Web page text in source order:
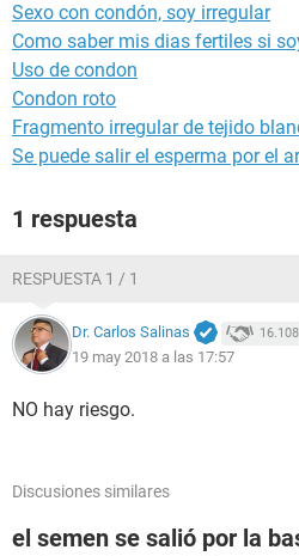
Sexo con condón, soy irregular
Como saber mis dias fertiles si
Uso de condon
Condon roto
Fragmento irregular de tejido
Se puede salir el esperma por el
1 respuesta
RESPUESTA 1 / 1
Dr. Carlos Salinas 16.108
19 may 2018 a las 17:57
NO hay riesgo.
Discusiones similares
el semen se salió por la